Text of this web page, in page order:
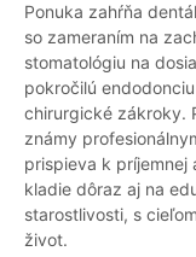
Ponuka zahŕňa
so zameraním na
stomatológiu na
pokročilú
chirurgické zákroky.
známy
prispieva k príjemnej
kladie dôraz aj na
starostlivosti, s
život.